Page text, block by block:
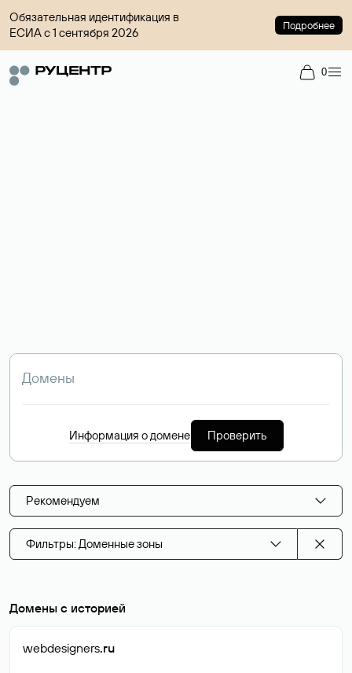
Обязательная идентификация в
ЕСИА с 1 сентября 2026
Подробнее
0
Информация о домене Проверить
Рекомендуем
Фильтры: Доменные зоны
Домены с историей
webdesigners.ru